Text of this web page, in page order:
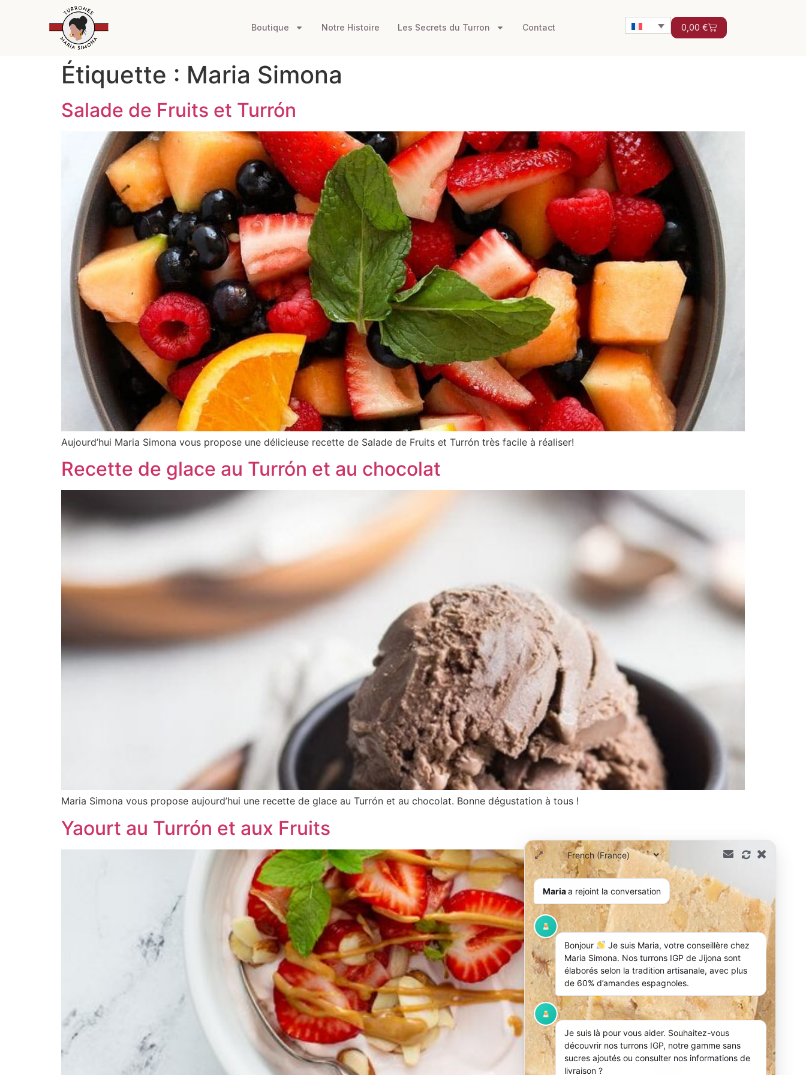
Boutique Notre Histoire Les Secrets du Turron Contact 0,00 €
Étiquette : Maria Simona
Salade de Fruits et Turrón
Aujourd’hui Maria Simona vous propose une délicieuse recette de Salade de Fruits et Turrón très facile à réaliser!
Recette de glace au Turrón et au chocolat
Maria Simona vous propose aujourd’hui une recette de glace au Turrón et au chocolat. Bonne dégustation à tous !
Yaourt au Turrón et aux Fruits
Mariaa rejoint la conversation
Bonjour
Je suis Maria, votre conseillère chez
Maria Simona. Nos turrons IGP de Jijona sont
élaborés selon la tradition artisanale, avec plus
de 60% d’amandes espagnoles.
Je suis là pour vous aider. Souhaitez-vous
découvrir nos turrons IGP, notre gamme sans
sucres ajoutés ou consulter nos informations de
livraison ?